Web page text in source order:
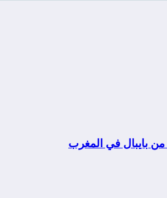
من بايبال في المغرب